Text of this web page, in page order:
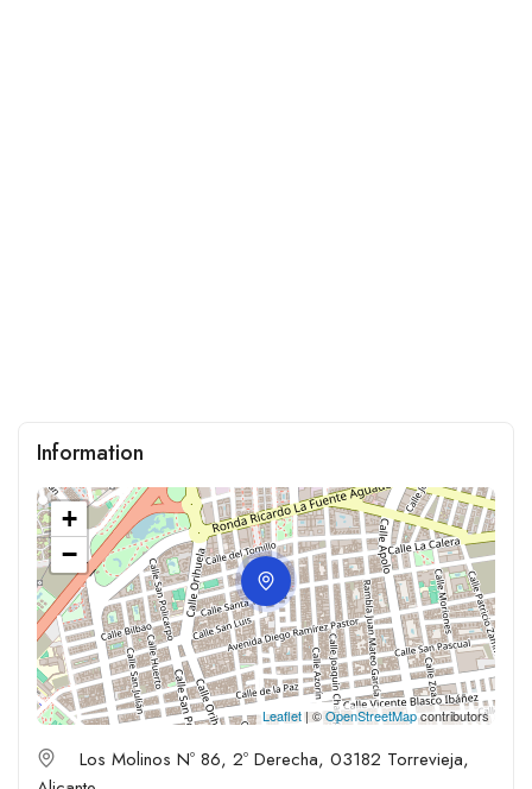
Information
+
−
Leaflet| ©OpenStreetMapcontributors
Los Molinos Nº 86, 2º Derecha, 03182 Torrevieja,